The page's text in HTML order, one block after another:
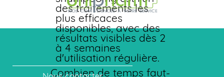
des traitements les
plus efficaces
disponibles, avec des
résultats visibles dès 2
à 4 semaines
d'utilisation régulière.
Combien de temps faut-